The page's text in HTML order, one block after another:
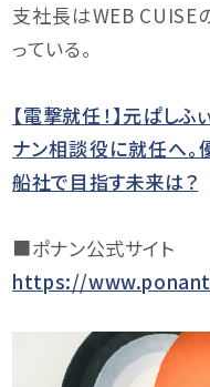
支社長はWEB CUISE
っている。
【電撃就任！】元ぱし
ナン相談役に就任へ。
船社で目指す未来は？
■ポナン公式サイト
https://